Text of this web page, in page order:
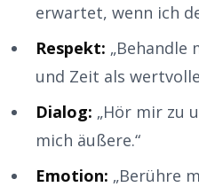
erwartet, wenn ich
Respekt: „Behandle
und Zeit als
Dialog: „Hör mir zu
mich äußere.“
Emotion: „Berühre